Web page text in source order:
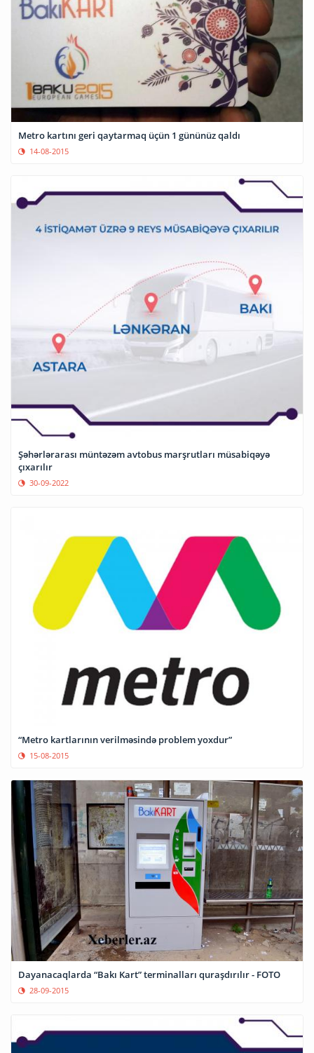
Metro kartını geri qaytarmaq üçün 1 gününüz qaldı
14-08-2015
Şəhərlərarası müntəzəm avtobus marşrutları müsabiqəyə
çıxarılır
30-09-2022
“Metro kartlarının verilməsində problem yoxdur”
15-08-2015
Dayanacaqlarda “Bakı Kart” terminalları quraşdırılır - FOTO
28-09-2015